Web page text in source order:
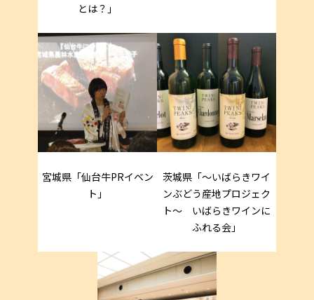
とは？」
宮城県「仙台牛PRイベン
ト」
茨城県「～いばらきワイ
ンぶどう産地プロジェク
ト～ いばらきワインに
ふれる会」